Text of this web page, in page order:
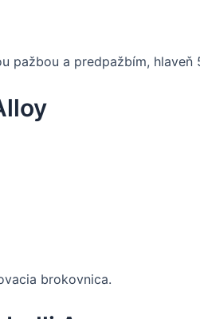
a predpažbím, hlaveň
brokovnica.